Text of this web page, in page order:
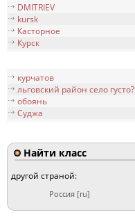
DMITRIEV
kursk
Касторное
Курск
курчатов
льговский район село густо?
обоянь
Суджа
Найти класс
другой страной:
Россия [ru]